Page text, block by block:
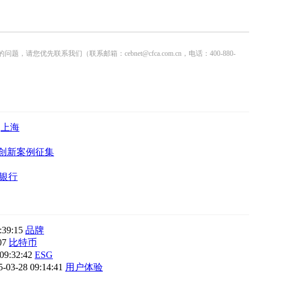
，请您优先联系我们（联系邮箱：cebnet@cfca.com.cn，电话：400-880-
上海
新案例征集
行
品牌
比特币
ESG
03-28 09:14:41 用户体验